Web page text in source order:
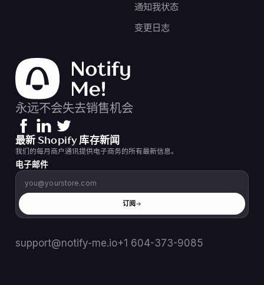
通知我状态
变更日志
永远不会失去销售机会
最新 Shopify 库存新闻
我们的每月商户通讯提供电子商务的所有最新信息。
电子邮件
订阅
support@notify-me.io+1 604-373-9085